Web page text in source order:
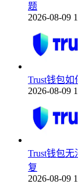
题
2026-08-09
Trust钱包
2026-08-09
Trust钱包
复
2026-08-09